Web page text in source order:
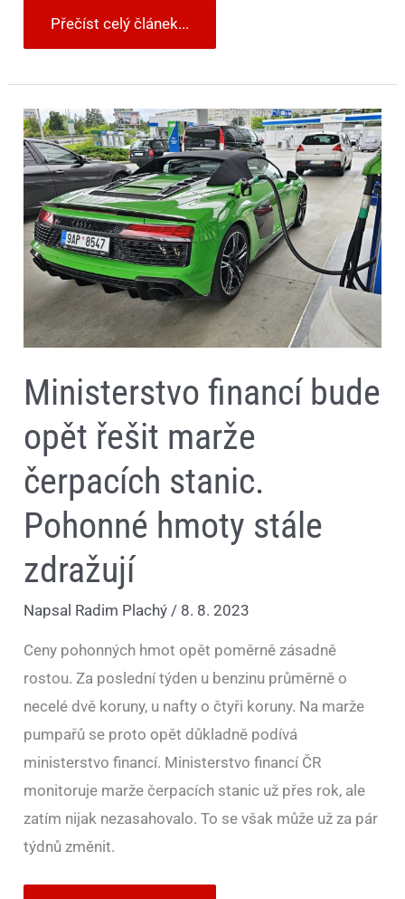
Přečíst celý článek...
Ministerstvo financí bude
opět řešit marže
čerpacích stanic.
Pohonné hmoty stále
zdražují
Napsal Radim Plachý/ 8. 8. 2023
Ceny pohonných hmot opět poměrně zásadně
rostou. Za poslední týden u benzinu průměrně o
necelé dvě koruny, u nafty o čtyři koruny. Na marže
pumpařů se proto opět důkladně podívá
ministerstvo financí. Ministerstvo financí ČR
monitoruje marže čerpacích stanic už přes rok, ale
zatím nijak nezasahovalo. To se však může už za pár
týdnů změnit.
Ministerstvo
financí
bude
opět
řešit
marže
čerpacích
stanic.
Pohonné
hmoty
stále
zdražují